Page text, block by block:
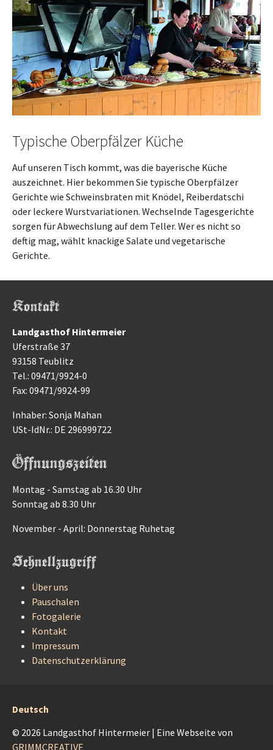
Typische Oberpfälzer Küche
Auf unseren Tisch kommt, was die bayerische Küche
auszeichnet. Hier bekommen Sie typische Oberpfälzer
Gerichte wie Schweinsbraten mit Knödel, Reiberdatschi
oder leckere Wurstvariationen. Wechselnde Tagesgerichte
sorgen für Abwechslung auf dem Teller. Wer es nicht so
deftig mag, wählt knackige Salate und vegetarische
Gerichte.
Kontakt
Landgasthof Hintermeier
Uferstraße 37
93158 Teublitz
Tel.: 09471/9924-0
Fax: 09471/9924-99
Inhaber: Sonja Mahan
USt-IdNr.: DE 296999722
Schnellzugriff
Über uns
Pauschalen
Fotogalerie
Kontakt
Impressum
Datenschutzerklärung
Öffnungszeiten
Montag - Samstag ab 16.30 Uhr
Sonntag ab 8.30 Uhr
November - April: Donnerstag Ruhetag
Deutsch
© 2026 Landgasthof Hintermeier | Eine Webseite von
GRIMMCREATIVE